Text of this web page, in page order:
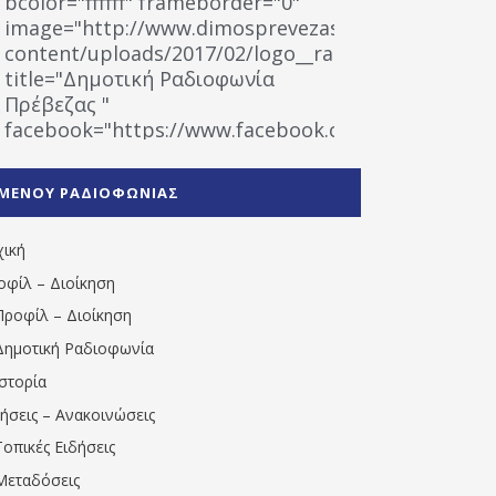
image="http://www.dimosprevezas.gr/wp-
content/uploads/2017/02/logo__radiofonias.jpg"
title="Δημοτική Ραδιοφωνία
Πρέβεζας "
facebook="https://www.facebook.com/
1531194763766854/" artist="" ]
ΡΑΔΙΟΦΩΝΙΑΣ
– Διοίκηση
– Διοίκηση
Ραδιοφωνία
– Ανακοινώσεις
Ειδήσεις